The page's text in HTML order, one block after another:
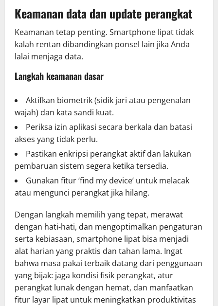
Keamanan data dan update perangkat
Keamanan tetap penting. Smartphone lipat tidak
kalah rentan dibandingkan ponsel lain jika Anda
lalai menjaga data.
Langkah keamanan dasar
Aktifkan biometrik (sidik jari atau pengenalan
wajah) dan kata sandi kuat.
Periksa izin aplikasi secara berkala dan batasi
akses yang tidak perlu.
Pastikan enkripsi perangkat aktif dan lakukan
pembaruan sistem segera ketika tersedia.
Gunakan fitur ‘find my device’ untuk melacak
atau mengunci perangkat jika hilang.
Dengan langkah memilih yang tepat, merawat
dengan hati-hati, dan mengoptimalkan pengaturan
serta kebiasaan, smartphone lipat bisa menjadi
alat harian yang praktis dan tahan lama. Ingat
bahwa masa pakai terbaik datang dari penggunaan
yang bijak: jaga kondisi fisik perangkat, atur
perangkat lunak dengan hemat, dan manfaatkan
fitur layar lipat untuk meningkatkan produktivitas